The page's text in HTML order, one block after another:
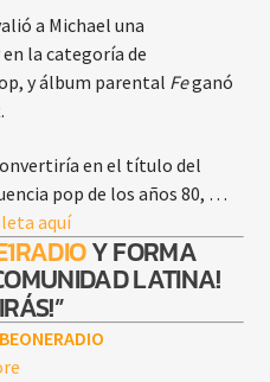
a Michael una
la categoría de
y álbum parental Feganó
en el título del
pop de los años 80, …
aquí
Y FORMA
LATINA!